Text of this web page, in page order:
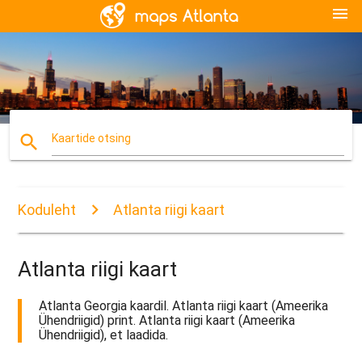
menu
search Kaartide otsing
Koduleht Atlanta riigi kaart
Atlanta riigi kaart
Atlanta Georgia kaardil. Atlanta riigi kaart (Ameerika
Ühendriigid) print. Atlanta riigi kaart (Ameerika
Ühendriigid), et laadida.